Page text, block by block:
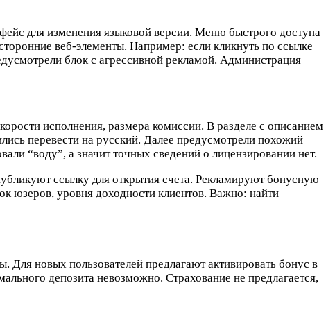
для изменения языковой версии. Меню быстрого доступа
веб-элементы. Например: если кликнуть по ссылке
блок с агрессивной рекламой. Администрация
исполнения, размера комиссии. В разделе с описанием
перевести на русский. Далее предусмотрели похожий
“воду”, а значит точных сведений о лицензировании нет.
ссылку для открытия счета. Рекламируют бонусную
юзеров, уровня доходности клиентов. Важно: найти
новых пользователей предлагают активировать бонус в
депозита невозможно. Страхование не предлагается,